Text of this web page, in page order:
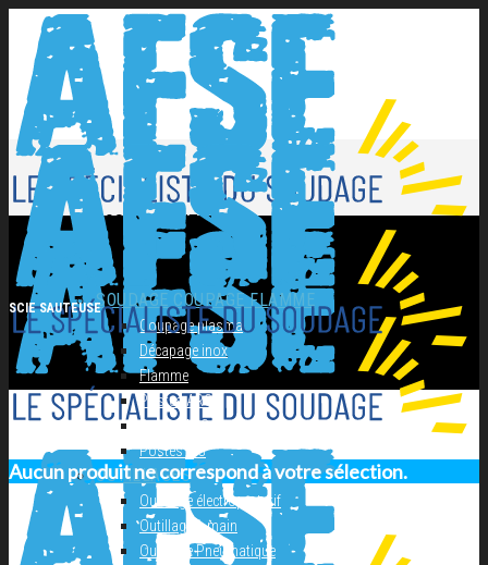
NOS PRODUITS
SOUDAGE COUPAGE FLAMME
Coupage plasma
Décapage inox
Flamme
Postes ARC
Postes MIG
Postes TIG
OUTILLAGES
Outillage électroportatif
Outillage à main
Outillage Pneumatique
SCIE SAUTEUSE
Aucun produit ne correspond à votre sélection.